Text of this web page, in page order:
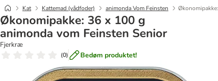
Kat Kattemad (vådfoder) animonda Vom Feinsten
Økonomipakke: 36 x 100 g
animonda vom Feinsten Senior
Fjerkræ
(0) Bedøm produktet!